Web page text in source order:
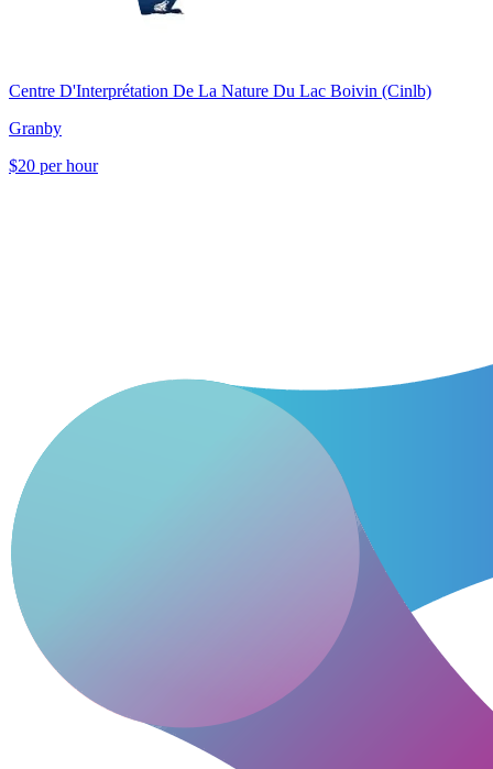
Centre D'Interprétation De La Nature Du Lac Boivin (Cinlb)
Granby
$20 per hour